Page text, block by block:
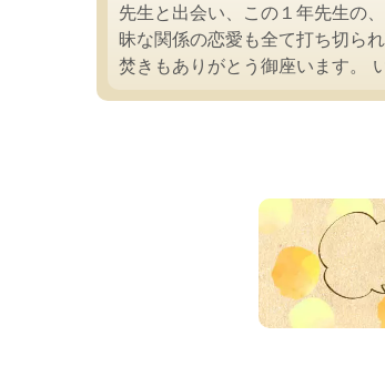
先生と出会い、この１年先生の
昧な関係の恋愛も全て打ち切ら
焚きもありがとう御座います。